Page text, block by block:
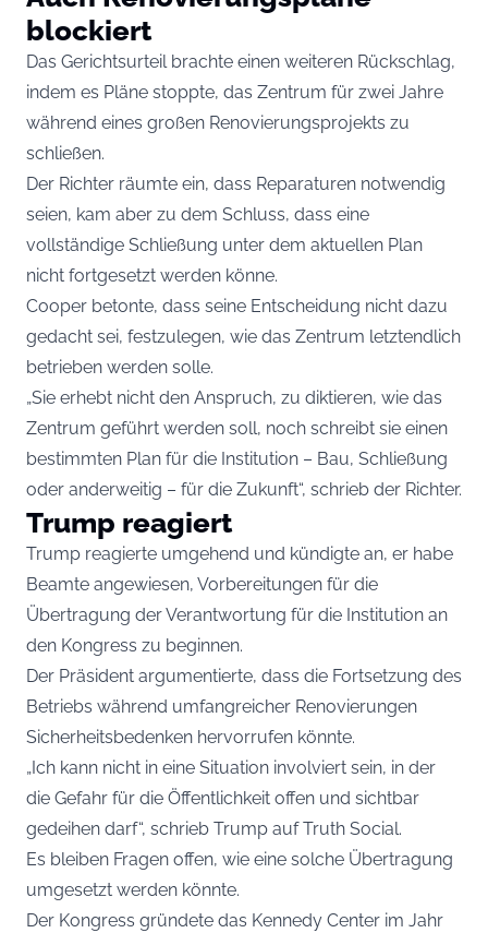
blockiert
Das Gerichtsurteil brachte einen weiteren Rückschlag,
indem es Pläne stoppte, das Zentrum für zwei Jahre
während eines großen Renovierungsprojekts zu
schließen.
Der Richter räumte ein, dass Reparaturen notwendig
seien, kam aber zu dem Schluss, dass eine
vollständige Schließung unter dem aktuellen Plan
nicht fortgesetzt werden könne.
Cooper betonte, dass seine Entscheidung nicht dazu
gedacht sei, festzulegen, wie das Zentrum letztendlich
betrieben werden solle.
„Sie erhebt nicht den Anspruch, zu diktieren, wie das
Zentrum geführt werden soll, noch schreibt sie einen
bestimmten Plan für die Institution – Bau, Schließung
oder anderweitig – für die Zukunft“, schrieb der Richter.
Trump reagiert
Trump reagierte umgehend und kündigte an, er habe
Beamte angewiesen, Vorbereitungen für die
Übertragung der Verantwortung für die Institution an
den Kongress zu beginnen.
Der Präsident argumentierte, dass die Fortsetzung des
Betriebs während umfangreicher Renovierungen
Sicherheitsbedenken hervorrufen könnte.
„Ich kann nicht in eine Situation involviert sein, in der
die Gefahr für die Öffentlichkeit offen und sichtbar
gedeihen darf“, schrieb Trump auf Truth Social.
Es bleiben Fragen offen, wie eine solche Übertragung
umgesetzt werden könnte.
Der Kongress gründete das Kennedy Center im Jahr